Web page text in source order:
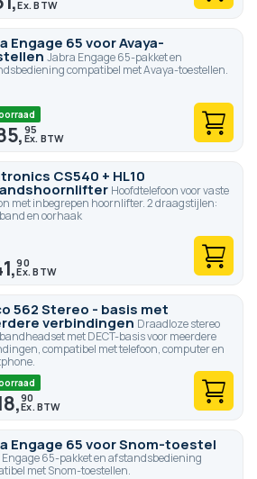
Engage 65 voor Avaya-
Jabra Engage 65-pakket en
compatibel met Avaya-toestellen.
95
CS540 + HL10
Hoofdtelefoon voor vaste
met inbegrepen hoornlifter. 2 draagstijlen:
en oorhaak
90
562 Stereo - basis met
verbindingen Draadloze stereo
met DECT-basis voor meerdere
compatibel met telefoon, computer en
90
Engage 65 voor Snom-toestel
65-pakket en afstandsbediening
met Snom-toestellen.